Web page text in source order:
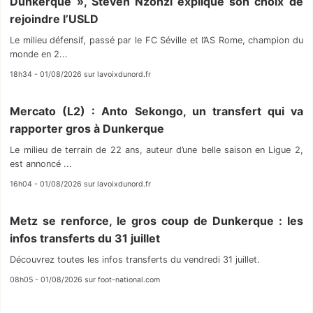
rejoindre l’USLD
Le milieu défensif, passé par le FC Séville et l’AS Rome, champion du
monde en 2...
18h34 - 01/08/2026 sur lavoixdunord.fr
Mercato (L2) : Anto Sekongo, un transfert qui va
rapporter gros à Dunkerque
Le milieu de terrain de 22 ans, auteur d’une belle saison en Ligue 2,
est annoncé ...
16h04 - 01/08/2026 sur lavoixdunord.fr
Metz se renforce, le gros coup de Dunkerque : les
infos transferts du 31 juillet
Découvrez toutes les infos transferts du vendredi 31 juillet.
08h05 - 01/08/2026 sur foot-national.com